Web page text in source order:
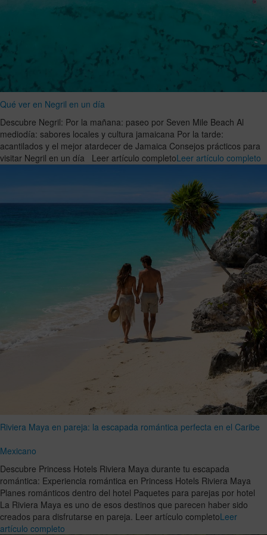
Qué ver en Negril en un día
Descubre Negril: Por la mañana: paseo por Seven Mile Beach Al
mediodía: sabores locales y cultura jamaicana Por la tarde:
acantilados y el mejor atardecer de Jamaica Consejos prácticos para
visitar Negril en un día Leer artículo completoLeer artículo completo
Riviera Maya en pareja: la escapada romántica perfecta en el Caribe
Mexicano
Descubre Princess Hotels Riviera Maya durante tu escapada
romántica: Experiencia romántica en Princess Hotels Riviera Maya
Planes románticos dentro del hotel Paquetes para parejas por hotel
La Riviera Maya es uno de esos destinos que parecen haber sido
creados para disfrutarse en pareja. Leer artículo completoLeer
artículo completo